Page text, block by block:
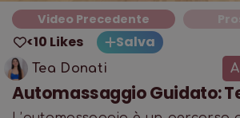
Video Precedente
<10 Likes Salva
Tea Donati
Automassaggio Guidato: